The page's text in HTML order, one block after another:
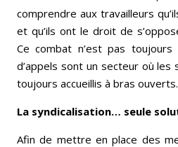
comprendre aux travailleurs
et qu’ils ont le droit de
Ce combat n’est pas
d’appels sont un secteur où les
toujours accueillis à bras
La syndicalisation… seule
Afin de mettre en place des